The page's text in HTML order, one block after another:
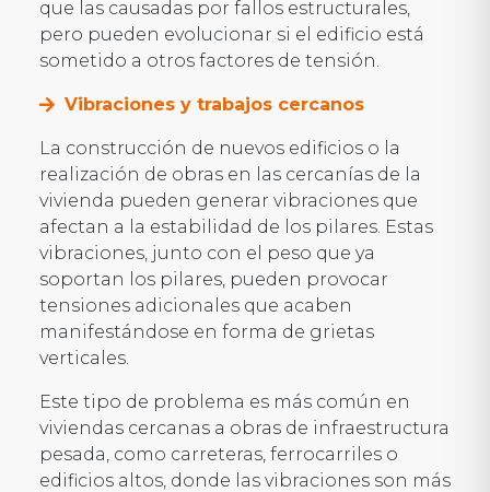
que las causadas por fallos estructurales,
pero pueden evolucionar si el edificio está
sometido a otros factores de tensión.
Vibraciones y trabajos cercanos
La construcción de nuevos edificios o la
realización de obras en las cercanías de la
vivienda pueden generar vibraciones que
afectan a la estabilidad de los pilares. Estas
vibraciones, junto con el peso que ya
soportan los pilares, pueden provocar
tensiones adicionales que acaben
manifestándose en forma de grietas
verticales.
Este tipo de problema es más común en
viviendas cercanas a obras de infraestructura
pesada, como carreteras, ferrocarriles o
edificios altos, donde las vibraciones son más